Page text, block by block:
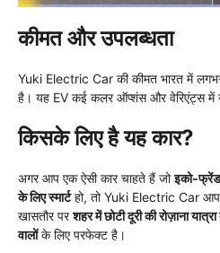
कीमत और उपलब्धता
Yuki Electric Car की कीमत भारत में
है। यह EV कई कलर ऑप्शंस और वेरिएंट्स में
किसके लिए है यह कार?
अगर आप एक ऐसी कार चाहते हैं जोइको-
के लिए स्मार्टहो, तो Yuki Electric Car
खासतौर परशहर में छोटी दूरी की रोज़ाना
वालोंके लिए परफेक्ट है।